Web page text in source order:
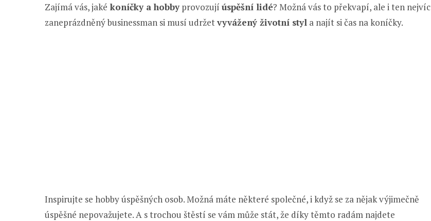
Zajímá vás, jaké koníčky a hobbyprovozují úspěšní lidé? Možná vás to překvapí, ale i ten nejvíc
zaneprázdněný businessman si musí udržetvyvážený životní styl a najít si čas na koníčky.
Inspirujte se hobby úspěšných osob. Možná máte některé společné, i když se za nějak výjimečně
úspěšné nepovažujete. A s trochou štěstí se vám může stát, že díky těmto radám najdete